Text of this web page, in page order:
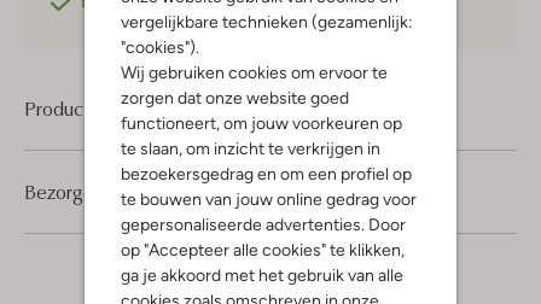
vergelijkbare technieken (gezamenlijk:
"cookies").
Wij gebruiken cookies om ervoor te
zorgen dat onze website goed
functioneert, om jouw voorkeuren op
te slaan, om inzicht te verkrijgen in
bezoekersgedrag en om een profiel op
te bouwen van jouw online gedrag voor
gepersonaliseerde advertenties. Door
op "Accepteer alle cookies" te klikken,
ga je akkoord met het gebruik van alle
cookies zoals omschreven in onze
Product informatie
Bezorgen & retourneren